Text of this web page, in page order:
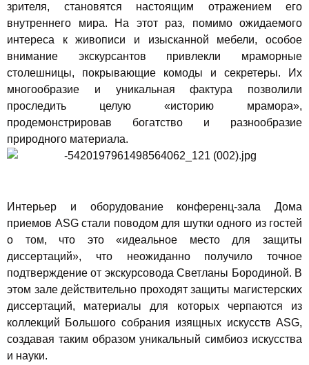
зрителя, становятся настоящим отражением его
внутреннего мира. На этот раз, помимо ожидаемого
интереса к живописи и изысканной мебели, особое
внимание экскурсантов привлекли мраморные
столешницы, покрывающие комоды и секретеры. Их
многообразие и уникальная фактура позволили
проследить целую «историю мрамора»,
продемонстрировав богатство и разнообразие
природного материала.
Интерьер и оборудование конференц-зала Дома
приемов ASG стали поводом для шутки одного из гостей
о том, что это «идеальное место для защиты
диссертаций», что неожиданно получило точное
подтверждение от экскурсовода Светланы Бородиной. В
этом зале действительно проходят защиты магистерских
диссертаций, материалы для которых черпаются из
коллекций Большого собрания изящных искусств ASG,
создавая таким образом уникальный симбиоз искусства
и науки.